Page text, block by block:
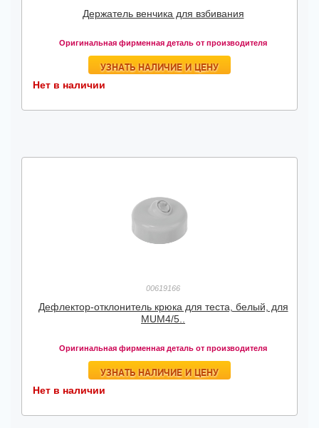
Держатель венчика для взбивания
Оригинальная фирменная деталь от производителя
УЗНАТЬ НАЛИЧИЕ И ЦЕНУ
Нет в наличии
00619166
Дефлектор-отклонитель крюка для теста, белый, для
MUM4/5..
Оригинальная фирменная деталь от производителя
УЗНАТЬ НАЛИЧИЕ И ЦЕНУ
Нет в наличии